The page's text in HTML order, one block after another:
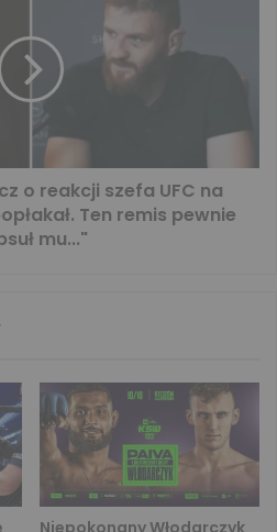
o reakcji szefa UFC na
Ten remis pewnie
mu..."